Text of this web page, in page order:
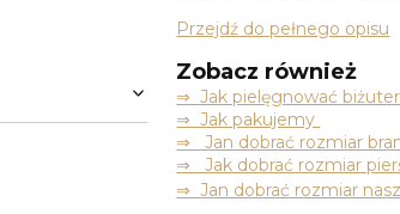
Przejdź do pełnego opisu
Zobacz również
⇒Jak pielęgnować
⇒ Jak pakujemy
⇒ Jan dobrać rozmiar
⇒ Jak dobrać rozmiar
⇒ Jan dobrać rozmiar